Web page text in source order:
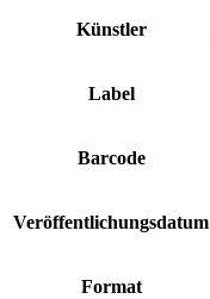
Künstler
Label
Barcode
Veröffentlichungsdatum
Format